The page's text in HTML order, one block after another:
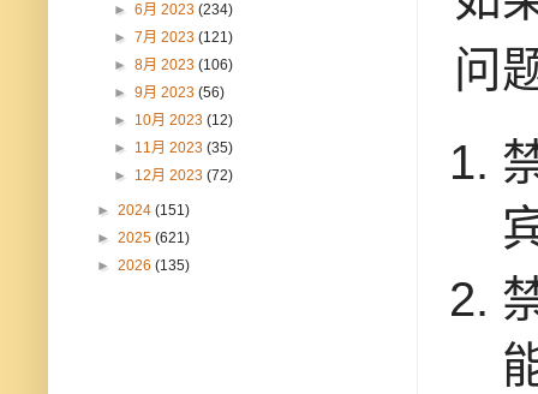
问
►6月 2023(234)
►7月 2023(121)
►8月 2023(106)
►9月 2023(56)
► 10月 2023(12)
► 11月 2023(35)
► 12月 2023(72)
► 2024 (151)
► 2025 (621)
► 2026 (135)